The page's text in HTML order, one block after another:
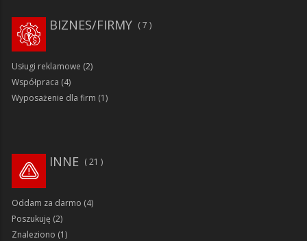
7
BIZNES/FIRMY
Usługi reklamowe (2)
Współpraca (4)
Wyposażenie dla firm (1)
21
INNE
Oddam za darmo (4)
Poszukuję (2)
Znaleziono (1)